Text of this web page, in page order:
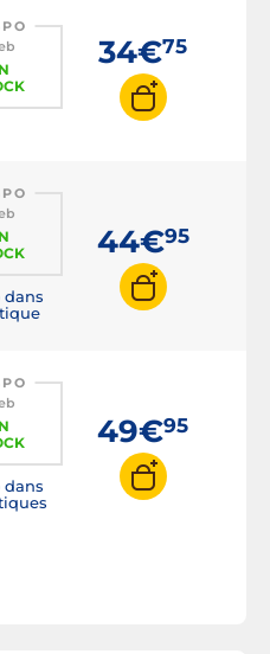
Clavier pavé numérique
Clavier optique
Clavier compact
Clavier magnétique / HE
Clavier filaire
34€75
dans
44€95
dans
49€95